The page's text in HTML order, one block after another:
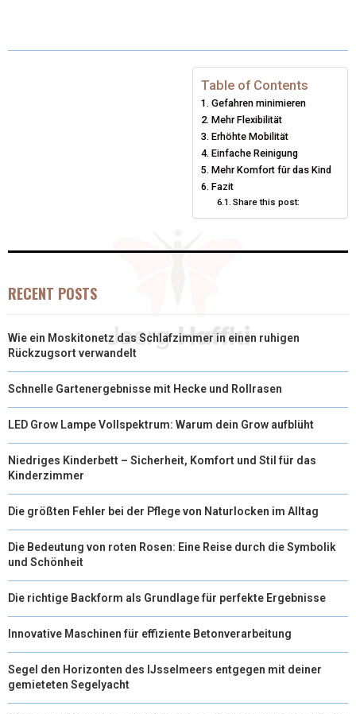
W E T K
E
D
I
N
I
Table of Contents
Gefahren minimieren
Mehr Flexibilität
Erhöhte Mobilität
Einfache Reinigung
Mehr Komfort für das Kind
Fazit
Share this post:
RECENT POSTS
Wie ein Moskitonetz das Schlafzimmer in einen ruhigen
Rückzugsort verwandelt
Schnelle Gartenergebnisse mit Hecke und Rollrasen
LED Grow Lampe Vollspektrum: Warum dein Grow aufblüht
Niedriges Kinderbett – Sicherheit, Komfort und Stil für das
Kinderzimmer
Die größten Fehler bei der Pflege von Naturlocken im Alltag
Die Bedeutung von roten Rosen: Eine Reise durch die Symbolik
und Schönheit
Die richtige Backform als Grundlage für perfekte Ergebnisse
Innovative Maschinen für effiziente Betonverarbeitung
Segel den Horizonten des IJsselmeers entgegen mit deiner
gemieteten Segelyacht